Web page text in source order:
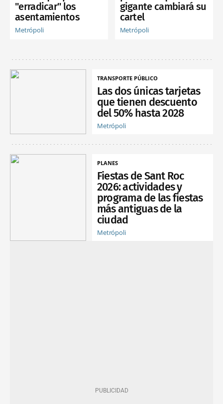
"erradicar" los
asentamientos
Metrópoli
gigante cambiará su
cartel
Metrópoli
TRANSPORTE PÚBLICO
Las dos únicas tarjetas
que tienen descuento
del 50% hasta 2028
Metrópoli
PLANES
Fiestas de Sant Roc
2026: actividades y
programa de las fiestas
más antiguas de la
ciudad
Metrópoli